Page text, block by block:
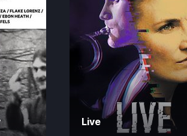
Live